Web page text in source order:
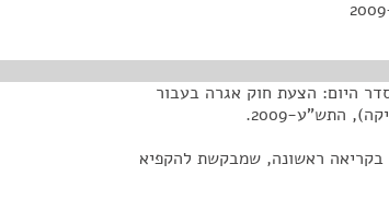
היום: הצעת חוק אגרה בעבור
התש"ע-2009.
ראשונה, שמבקשת להקפיא